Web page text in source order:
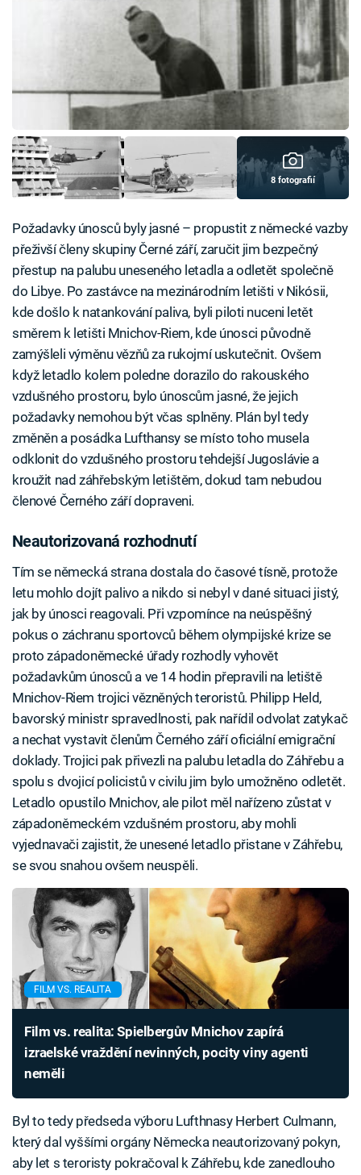
8 fotografií
Požadavky únosců byly jasné – propustit z německé vazby
přeživší členy skupiny Černé září, zaručit jim bezpečný
přestup na palubu uneseného letadla a odletět společně
do Libye. Po zastávce na mezinárodním letišti v Nikósii,
kde došlo k natankování paliva, byli piloti nuceni letět
směrem k letišti Mnichov-Riem, kde únosci původně
zamýšleli výměnu vězňů za rukojmí uskutečnit. Ovšem
když letadlo kolem poledne dorazilo do rakouského
vzdušného prostoru, bylo únoscům jasné, že jejich
požadavky nemohou být včas splněny. Plán byl tedy
změněn a posádka Lufthansy se místo toho musela
odklonit do vzdušného prostoru tehdejší Jugoslávie a
kroužit nad záhřebským letištěm, dokud tam nebudou
členové Černého září dopraveni.
Neautorizovaná rozhodnutí
Tím se německá strana dostala do časové tísně, protože
letu mohlo dojít palivo a nikdo si nebyl v dané situaci jistý,
jak by únosci reagovali. Při vzpomínce na neúspěšný
pokus o záchranu sportovců během olympijské krize se
proto západoněmecké úřady rozhodly vyhovět
požadavkům únosců a ve 14 hodin přepravili na letiště
Mnichov-Riem trojici vězněných teroristů. Philipp Held,
bavorský ministr spravedlnosti, pak nařídil odvolat zatykač
a nechat vystavit členům Černého září oficiální emigrační
doklady. Trojici pak přivezli na palubu letadla do Záhřebu a
spolu s dvojicí policistů v civilu jim bylo umožněno odletět.
Letadlo opustilo Mnichov, ale pilot měl nařízeno zůstat v
západoněmeckém vzdušném prostoru, aby mohli
vyjednavači zajistit, že unesené letadlo přistane v Záhřebu,
se svou snahou ovšem neuspěli.
FILM VS. REALITA
Film vs. realita: Spielbergův Mnichov zapírá
izraelské vraždění nevinných, pocity viny agenti
neměli
Byl to tedy předseda výboru Lufthnasy Herbert Culmann,
který dal vyššími orgány Německa neautorizovaný pokyn,
aby let s teroristy pokračoval k Záhřebu, kde zanedlouho